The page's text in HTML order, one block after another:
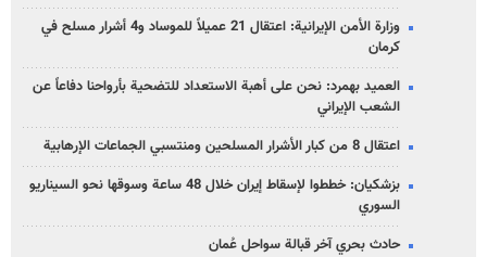
وزارة الأمن الإيرانية: اعتقال 21 عميلاً للموساد و4 أشرار مسلح في
كرمان
العميد بهمرد: نحن على أهبة الاستعداد للتضحية بأرواحنا دفاعاً عن
الشعب الإيراني
اعتقال 8 من كبار الأشرار المسلحين ومنتسبي الجماعات الإرهابية
بزشكيان: خططوا لإسقاط إيران خلال 48 ساعة وسوقها نحو السيناريو
السوري
حادث بحري آخر قبالة سواحل عُمان